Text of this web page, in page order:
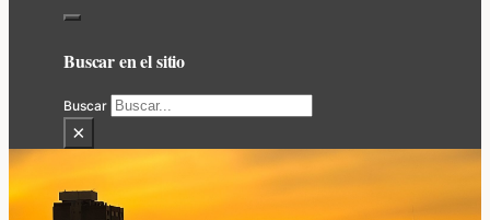
Buscar en el sitio
Buscar
×